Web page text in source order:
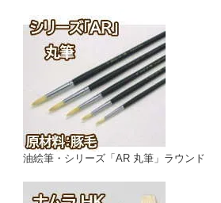
油絵筆・シリーズ「AR 丸筆」ラウンド